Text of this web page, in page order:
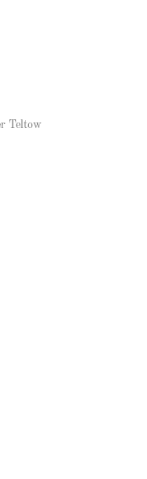
Teltow